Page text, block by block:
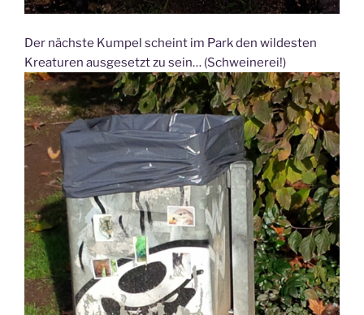
Der nächste Kumpel scheint im Park den wildesten
Kreaturen ausgesetzt zu sein… (Schweinerei!)